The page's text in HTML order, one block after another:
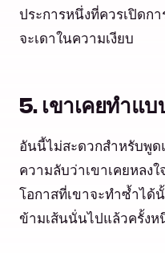
ประการหนึ่งที่ควรเปิดก
จะเดาในความเงียบ
5. เขาเคยทำแ
อันนี้ไม่สะดวกสำหรับพู
ความลับว่าเขาเคยหลง
โอกาสที่เขาจะทำซ้ำได้
ข้ามเส้นนั่นไปแล้วครั้งห